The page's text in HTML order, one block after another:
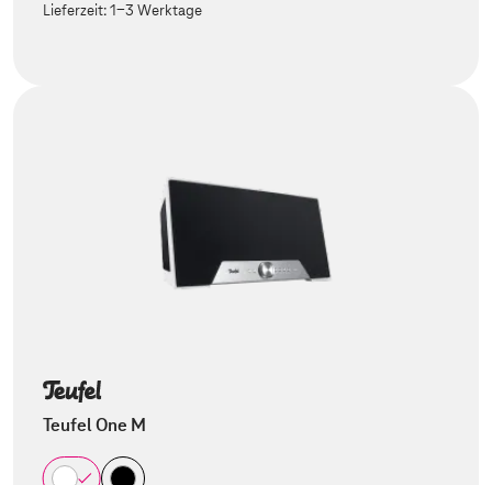
Lieferzeit:1-3 Werktage
Teufel One M